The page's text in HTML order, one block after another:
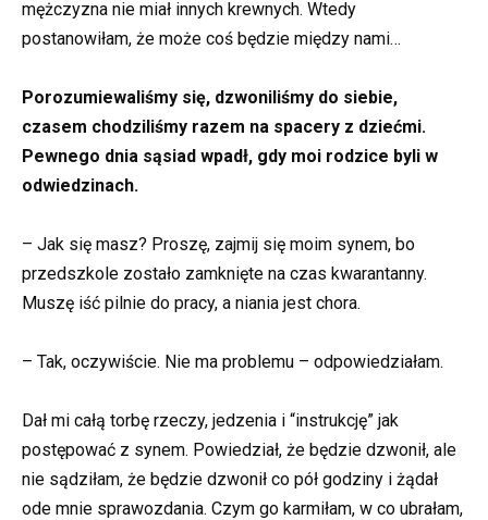
mężczyzna nie miał innych krewnych. Wtedy
postanowiłam, że może coś będzie między nami…
Porozumiewaliśmy się, dzwoniliśmy do siebie,
czasem chodziliśmy razem na spacery z dziećmi.
Pewnego dnia sąsiad wpadł, gdy moi rodzice byli w
odwiedzinach.
– Jak się masz? Proszę, zajmij się moim synem, bo
przedszkole zostało zamknięte na czas kwarantanny.
Muszę iść pilnie do pracy, a niania jest chora.
– Tak, oczywiście. Nie ma problemu – odpowiedziałam.
Dał mi całą torbę rzeczy, jedzenia i “instrukcję” jak
postępować z synem. Powiedział, że będzie dzwonił, ale
nie sądziłam, że będzie dzwonił co pół godziny i żądał
ode mnie sprawozdania. Czym go karmiłam, w co ubrałam,